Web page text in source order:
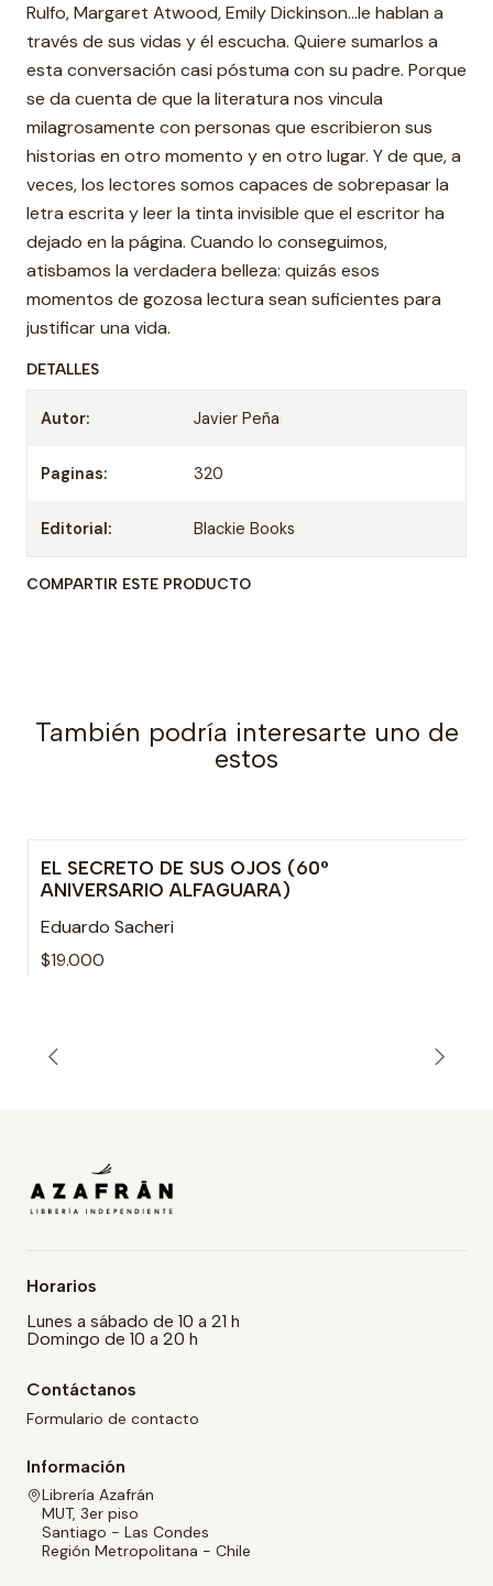
Rulfo, Margaret Atwood, Emily Dickinson...le hablan a
través de sus vidas y él escucha. Quiere sumarlos a
esta conversación casi póstuma con su padre. Porque
se da cuenta de que la literatura nos vincula
milagrosamente con personas que escribieron sus
historias en otro momento y en otro lugar. Y de que, a
veces, los lectores somos capaces de sobrepasar la
letra escrita y leer la tinta invisible que el escritor ha
dejado en la página. Cuando lo conseguimos,
atisbamos la verdadera belleza: quizás esos
momentos de gozosa lectura sean suficientes para
justificar una vida.
DETALLES
Autor: Javier Peña
Paginas: 320
Editorial: Blackie Books
COMPARTIR ESTE PRODUCTO
También podría interesarte uno de
estos
EL SECRETO DE SUS OJOS (60°
ANIVERSARIO ALFAGUARA)
Eduardo Sacheri
$19.000
Horarios
Lunes a sábado de 10 a 21 h
Domingo de 10 a 20 h
Contáctanos
Formulario de contacto
Información
Librería Azafrán
MUT, 3er piso
Santiago - Las Condes
Región Metropolitana - Chile